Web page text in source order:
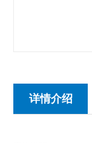
详情介绍